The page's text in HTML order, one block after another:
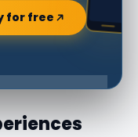
for free